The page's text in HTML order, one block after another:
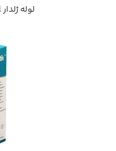
لوله ژلدار SST 100*13 5ml آوا